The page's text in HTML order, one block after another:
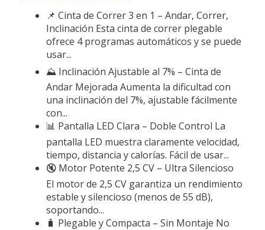
📌 Cinta de Correr 3 en 1 – Andar, Correr,
Inclinación Esta cinta de correr plegable
ofrece 4 programas automáticos y se puede
usar...
⛰️ Inclinación Ajustable al 7% – Cinta de
Andar Mejorada Aumenta la dificultad con
una inclinación del 7%, ajustable fácilmente
con...
📊 Pantalla LED Clara – Doble Control La
pantalla LED muestra claramente velocidad,
tiempo, distancia y calorías. Fácil de usar...
🔇 Motor Potente 2,5 CV – Ultra Silencioso
El motor de 2,5 CV garantiza un rendimiento
estable y silencioso (menos de 55 dB),
soportando...
🧳 Plegable y Compacta – Sin Montaje No